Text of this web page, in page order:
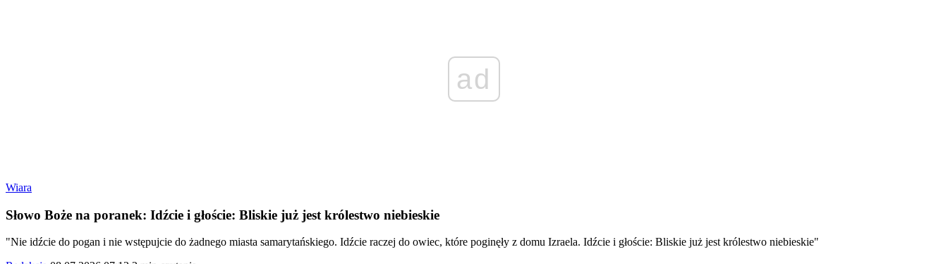
ad
Wiara
Słowo Boże na poranek: Idźcie i głoście: Bliskie już jest królestwo niebieskie
"Nie idźcie do pogan i nie wstępujcie do żadnego miasta samarytańskiego. Idźcie raczej do owiec, które poginęły z domu Izraela. Idźcie i głoście: Bliskie już jest królestwo niebieskie"